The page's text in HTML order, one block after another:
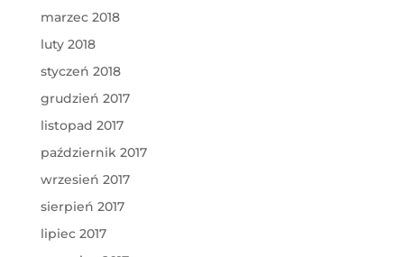
marzec 2018
luty 2018
styczeń 2018
grudzień 2017
listopad 2017
październik 2017
wrzesień 2017
sierpień 2017
lipiec 2017